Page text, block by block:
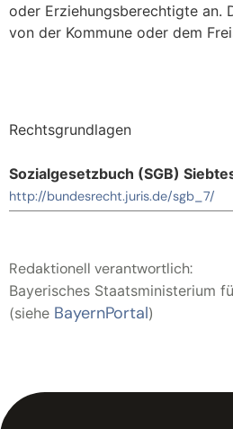
oder Erziehungsberechtigte an.
von der Kommune oder dem
Rechtsgrundlagen
Sozialgesetzbuch (SGB)
http://bundesrecht.juris.de/sgb_7/
Redaktionell verantwortlich:
Bayerisches Staatsministerium
(siehe BayernPortal)